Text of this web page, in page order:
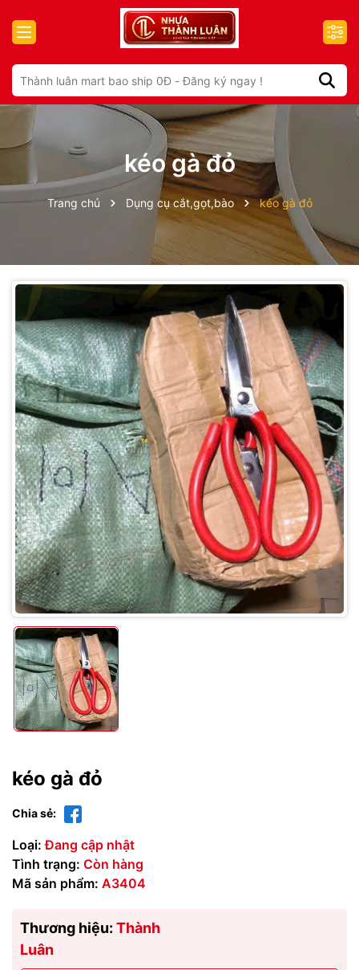
kéo gà đỏ
Trang chủ Dụng cụ cắt,gọt,bào kéo gà đỏ
kéo gà đỏ
Chia sẻ:
Loại: Đang cập nhật
Tình trạng: Còn hàng
Mã sản phẩm: A3404
Thương hiệu: Thành
Luân